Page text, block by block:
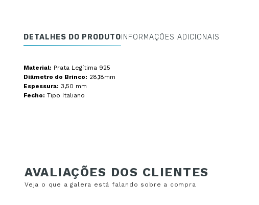
DETALHES DO PRODUTO INFORMAÇÕES ADICIONAIS
Material: Prata Legítima 925
Diâmetro do Brinco: 28,18mm
Espessura: 3,50 mm
Fecho: Tipo Italiano